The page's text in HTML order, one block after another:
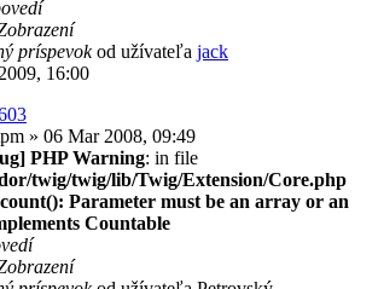
príspevokod užívateľa jack
16:00
» 06 Mar 2008, 09:49
PHP Warning: in file
twig/twig/lib/Twig/Extension/Core.php
count(): Parameter must be an array or an
Countable